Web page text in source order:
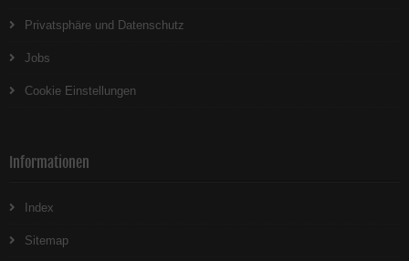
Privatsphäre und Datenschutz
Jobs
Cookie Einstellungen
Informationen
Index
Sitemap